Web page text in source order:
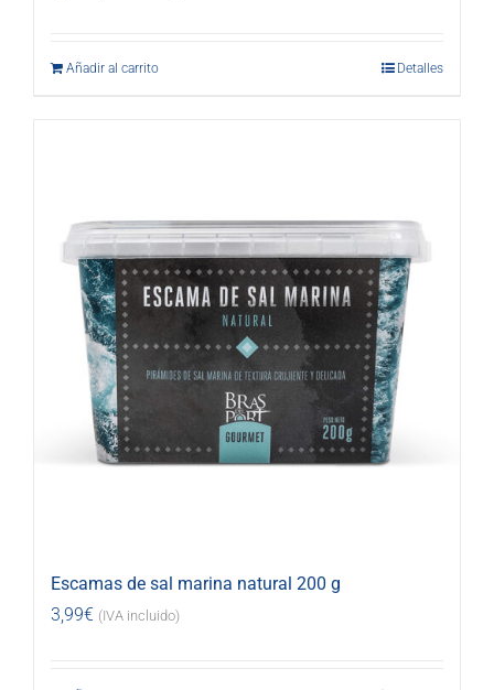
Añadir al carrito Detalles
Escamas de sal marina natural 200 g
3,99€ (IVA incluido)